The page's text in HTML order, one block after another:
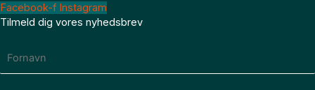
Facebook-f Instagram
Tilmeld dig vores nyhedsbrev